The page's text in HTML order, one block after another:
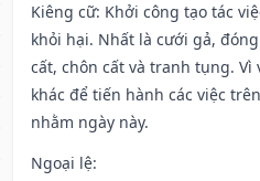
Kiêng cữ: Khởi công tạo tác
khỏi hại. Nhất là cưới gả,
cất, chôn cất và tranh tụng. Vì
khác để tiến hành các việc
nhằm ngày này.
Ngoại lệ: